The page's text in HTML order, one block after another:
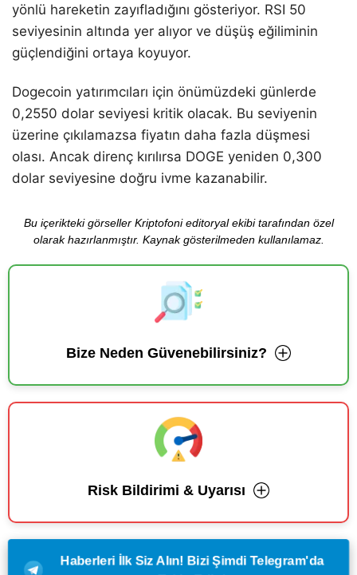
yönlü hareketin zayıfladığını gösteriyor. RSI 50
seviyesinin altında yer alıyor ve düşüş eğiliminin
güçlendiğini ortaya koyuyor.
Dogecoin yatırımcıları için önümüzdeki günlerde
0,2550 dolar seviyesi kritik olacak. Bu seviyenin
üzerine çıkılamazsa fiyatın daha fazla düşmesi
olası. Ancak direnç kırılırsa DOGE yeniden 0,300
dolar seviyesine doğru ivme kazanabilir.
Bu içerikteki görseller Kriptofoni editoryal ekibi tarafından özel
olarak hazırlanmıştır. Kaynak gösterilmeden kullanılamaz.
Bize Neden Güvenebilirsiniz?
Risk Bildirimi & Uyarısı
Haberleri İlk Siz Alın! Bizi Şimdi Telegram'da